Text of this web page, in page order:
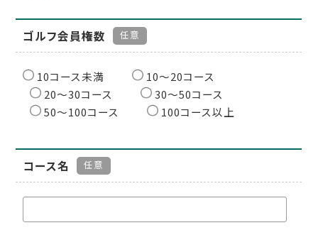
ゴルフ会員権数 任意
10コース未満
10〜20コース
20〜30コース
30〜50コース
50〜100コース
100コース以上
コース名 任意